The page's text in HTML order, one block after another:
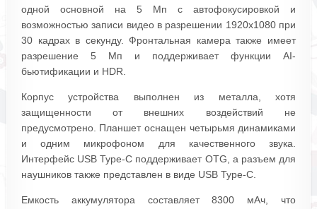
одной основной на 5 Мп с автофокусировкой и
возможностью записи видео в разрешении 1920x1080 при
30 кадрах в секунду. Фронтальная камера также имеет
разрешение 5 Мп и поддерживает функции AI-
бьютификации и HDR.
Корпус устройства выполнен из металла, хотя
защищенности от внешних воздействий не
предусмотрено. Планшет оснащен четырьмя динамиками
и одним микрофоном для качественного звука.
Интерфейс USB Type-C поддерживает OTG, а разъем для
наушников также представлен в виде USB Type-C.
Емкость аккумулятора составляет 8300 мАч, что